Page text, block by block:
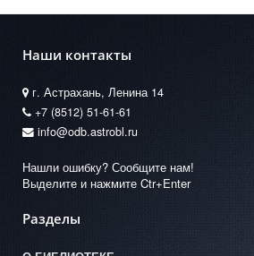
Наши контакты
г. Астрахань, Ленина 14
+7 (8512) 51-61-61
info@odb.astrobl.ru
Нашли ошибку? Сообщите нам!
Выделите и нажмите Ctr+Enter
Разделы